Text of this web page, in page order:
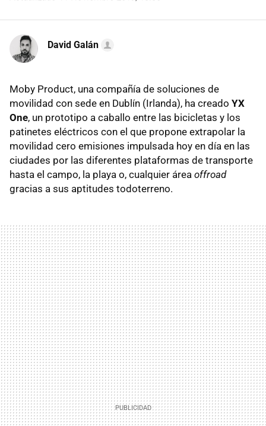
David Galán
Moby Product, una compañía de soluciones de
movilidad con sede en Dublín (Irlanda), ha creado YX
One, un prototipo a caballo entre las bicicletas y los
patinetes eléctricos con el que propone extrapolar la
movilidad cero emisiones impulsada hoy en día en las
ciudades por las diferentes plataformas de transporte
hasta el campo, la playa o, cualquier área offroad
gracias a sus aptitudes todoterreno.